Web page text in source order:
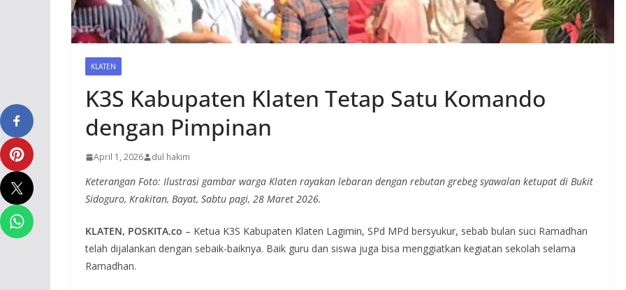
KLATEN
K3S Kabupaten Klaten Tetap Satu Komando
dengan Pimpinan
April 1, 2026 dul hakim
Keterangan Foto: Ilustrasi gambar warga Klaten rayakan lebaran dengan rebutan grebeg syawalan ketupat di Bukit
Sidoguro, Krakitan, Bayat, Sabtu pagi, 28 Maret 2026.
KLATEN, POSKITA.co – Ketua K3S Kabupaten Klaten Lagimin, SPd MPd bersyukur, sebab bulan suci Ramadhan
telah dijalankan dengan sebaik-baiknya. Baik guru dan siswa juga bisa menggiatkan kegiatan sekolah selama
Ramadhan.